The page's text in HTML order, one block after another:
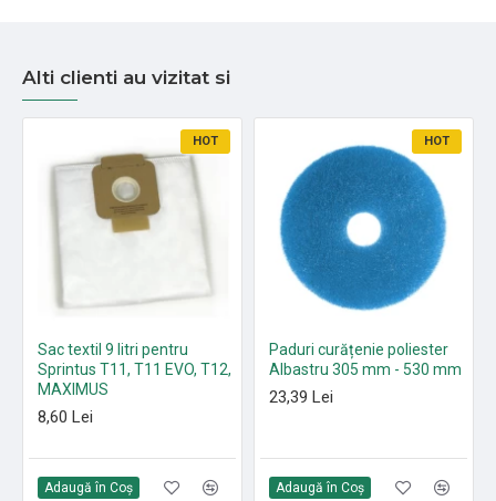
Alti clienti au vizitat si
HOT
Sac textil 9 litri pentru
Sprintus T11, T11 EVO, T12,
MAXIMUS
8,60 Lei
Adaugă în Coş
HOT
Paduri curățenie poliester
Albastru 305 mm - 530 mm
23,39 Lei
Adaugă în Coş